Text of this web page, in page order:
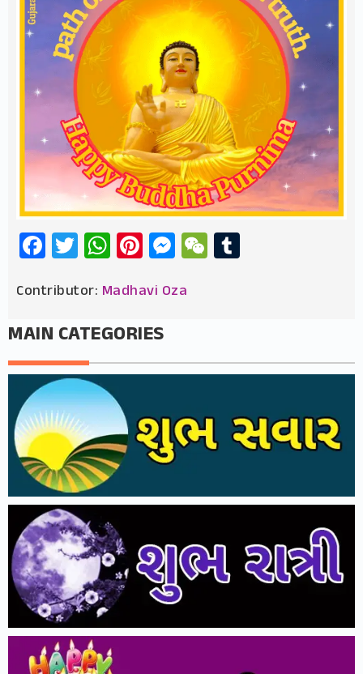
Facebook
Twitter
WhatsApp
Pinterest
Messenger
WeChat
Contributor: Madhavi Oza
MAIN CATEGORIES